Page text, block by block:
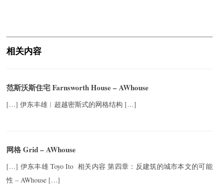
相关内容
范斯沃斯住宅 Farnsworth House – AWhouse
[…] 伊东丰雄︱超越密斯式的网格结构 […]
网格 Grid – AWhouse
[…] 伊东丰雄 Toyo Ito 相关内容 第四章：反建筑的城市本文的可能
性 – AWhouse […]